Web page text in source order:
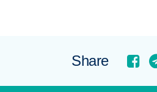
Share